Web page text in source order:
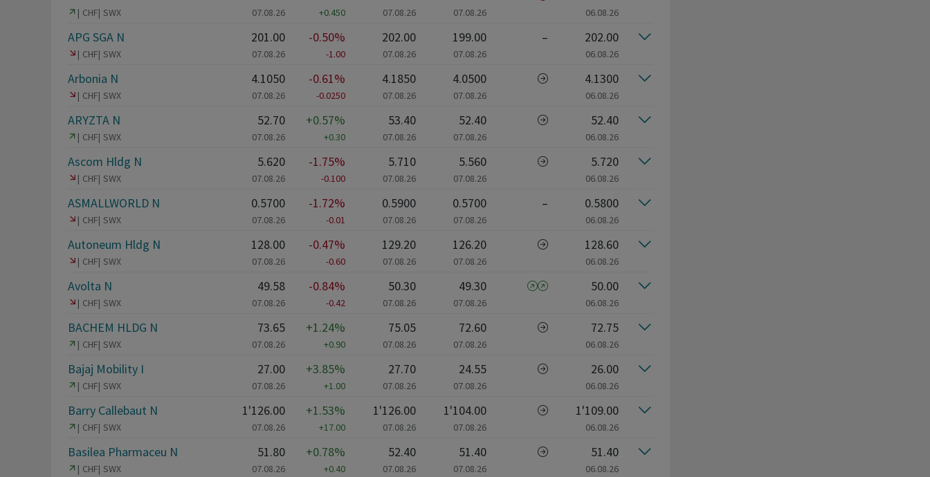
CHF SWX 07.08.26 +0.450 07.08.26 07.08.26 06.08.26
APG SGA N
CHF SWX
201.00
07.08.26
-0.50%
-1.00
202.00
07.08.26
199.00
07.08.26
– 202.00
06.08.26
Arbonia N
CHF SWX
4.1050
07.08.26
-0.61%
-0.0250
4.1850
07.08.26
4.0500
07.08.26
4.1300
06.08.26
ARYZTA N
CHF SWX
52.70
07.08.26
+0.57%
+0.30
53.40
07.08.26
52.40
07.08.26
52.40
06.08.26
Ascom Hldg N
CHF SWX
5.620
07.08.26
-1.75%
-0.100
5.710
07.08.26
5.560
07.08.26
5.720
06.08.26
ASMALLWORLD N
CHF SWX
0.5700
07.08.26
-1.72%
-0.01
0.5900
07.08.26
0.5700
07.08.26
– 0.5800
06.08.26
Autoneum Hldg N
CHF SWX
128.00
07.08.26
-0.47%
-0.60
129.20
07.08.26
126.20
07.08.26
128.60
06.08.26
Avolta N
CHF SWX
49.58
07.08.26
-0.84%
-0.42
50.30
07.08.26
49.30
07.08.26
50.00
06.08.26
BACHEM HLDG N
CHF SWX
73.65
07.08.26
+1.24%
+0.90
75.05
07.08.26
72.60
07.08.26
72.75
06.08.26
Bajaj Mobility I
CHF SWX
27.00
07.08.26
+3.85%
+1.00
27.70
07.08.26
24.55
07.08.26
26.00
06.08.26
Barry Callebaut N
CHF SWX
1'126.00
07.08.26
+1.53%
+17.00
1'126.00
07.08.26
1'104.00
07.08.26
1'109.00
06.08.26
Basilea Pharmaceu N
CHF SWX
51.80
07.08.26
+0.78%
+0.40
52.40
07.08.26
51.40
07.08.26
51.40
06.08.26